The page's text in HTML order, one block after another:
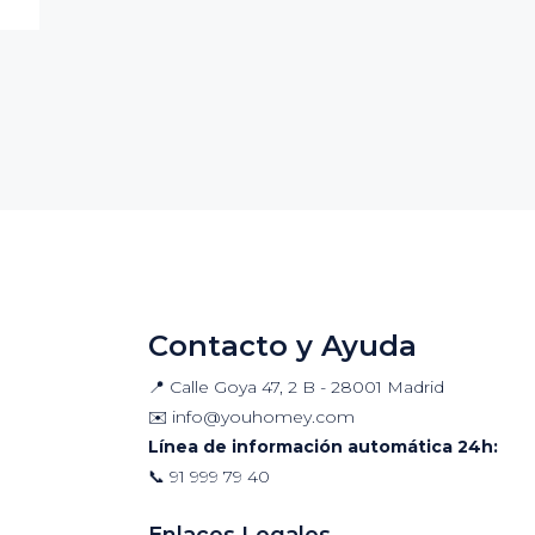
Contacto y Ayuda
📍 Calle Goya 47, 2 B - 28001 Madrid
✉️ info@youhomey.com
Línea de información automática 24h:
📞 91 999 79 40